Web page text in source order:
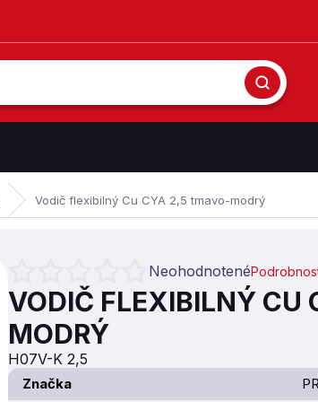
Vodič flexibilný Cu CYA 2,5 tmavo-modrý
Priemerné hodnotenie produktu je 0,0 z 5
Neohodnotené
VODIČ FLEXIBILNÝ CU
MODRÝ
H07V-K 2,5
Značka